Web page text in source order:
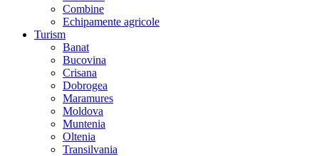
Combine
Echipamente agricole
Turism
Banat
Bucovina
Crisana
Dobrogea
Maramures
Moldova
Muntenia
Oltenia
Transilvania